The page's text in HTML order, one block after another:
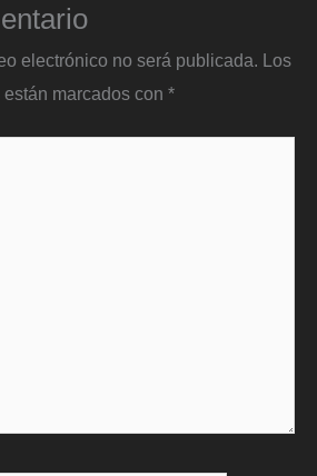
electrónico no será publicada. Los
marcados con *